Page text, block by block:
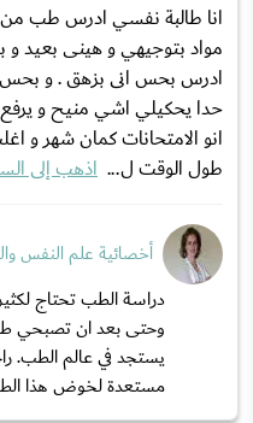
انا طالبة نفسي ادرس طب من
مواد بتوجيهي و هينى بعيد
ادرس بحس انى بزهق . و بحس
حدا يحكيلي اشي منيح و
انو الامتحانات كمان شهر و
طول الوقت ل... اذهب إلى
أخصائية علم النفس
دراسة الطب تحتاج
وحتى بعد ان تصبحي
يستجد في عالم الطب.
مستعدة لخوض هذا